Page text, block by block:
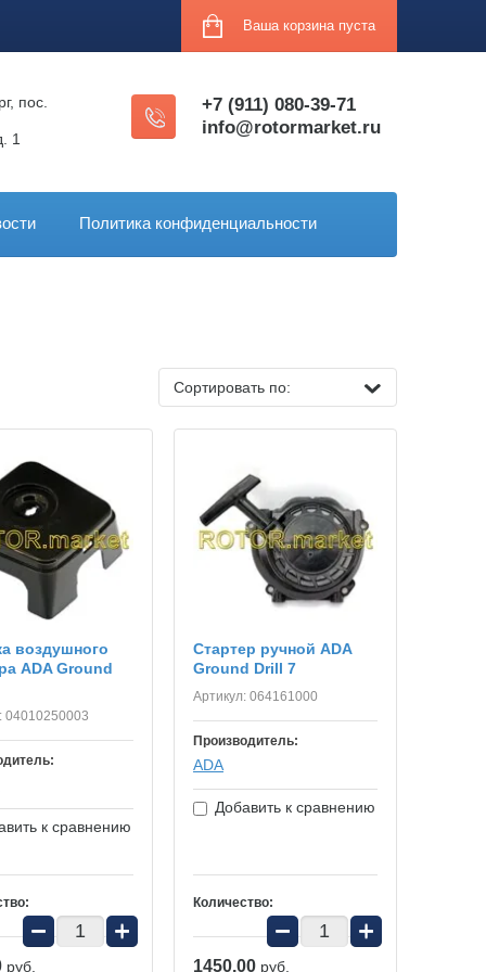
Ваша корзина пуста
+7 (911) 080-39-71
info@rotormarket.ru
пос.
1
Политика конфиденциальности
Сортировать по:
воздушного
ADA Ground
04010250003
к сравнению
− +
руб.
Стартер ручной ADA
Ground Drill 7
Артикул: 064161000
Производитель:
ADA
Добавить к сравнению
Количество:
− +
1450.00 руб.